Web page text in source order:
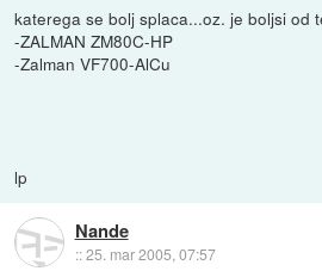
katerega se bolj splaca...oz. je boljsi od
-ZALMAN ZM80C-HP
-Zalman VF700-AlCu
lp
Nande
::25. mar 2005, 07:57